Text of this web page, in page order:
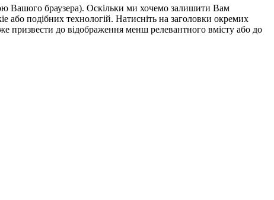
Вашого браузера). Оскільки ми хочемо залишити Вам
подібних технологій. Натисніть на заголовки окремих
призвести до відображення менш релевантного вмісту або до